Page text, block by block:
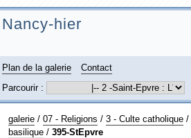
Nancy-hier
Plan de la galerie
Contact
Parcourir :
galerie/ 07 - Religions / 3 - Culte catholique/
basilique/ 395-StEpvre